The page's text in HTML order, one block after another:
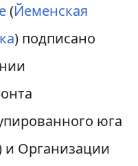
(Йеменская
) подписано
юга
Организации